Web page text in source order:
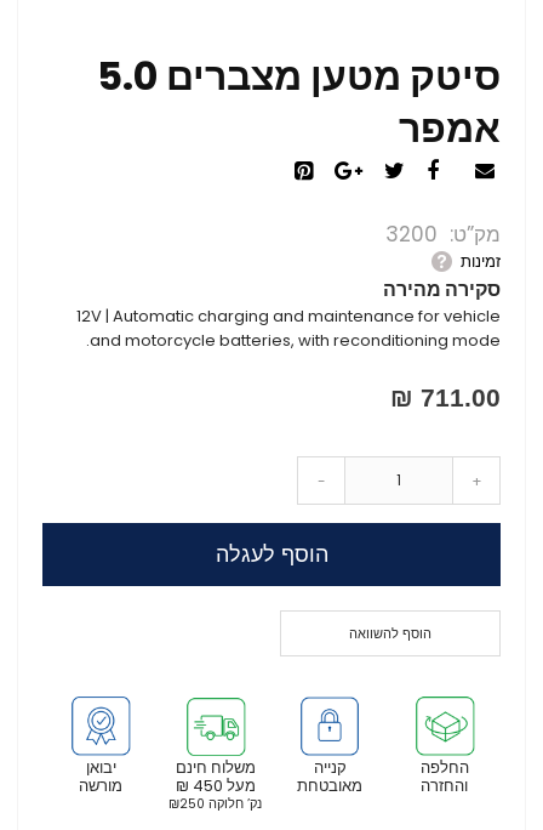
סיטק מטען מצברים 5.0
אמפר
מק”ט 3200
זמינות
סקירה מהירה
12V | Automatic charging and maintenance for vehicle
and motorcycle batteries, with reconditioning mode.
711.00 ₪
- +
הוסף לעגלה
הוסף להשוואה
יבואן
מורשה
משלוח חינם
מעל 450 ₪
נק’ חלוקה ₪250
קנייה
מאובטחת
החלפה
והחזרה